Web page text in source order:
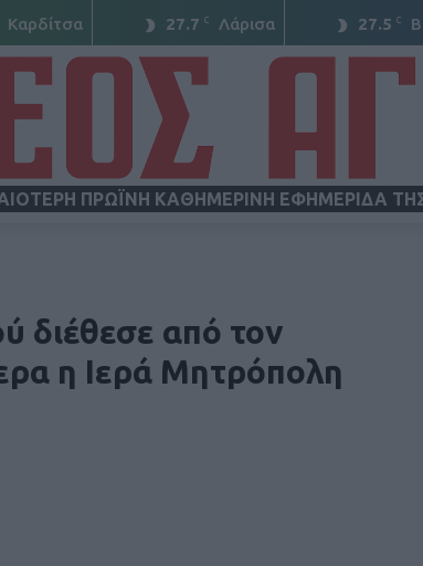
Καρδίτσα 27.7 C Λάρισα 27.5 C
ΠΡΩΪΝΗ ΚΑΘΗΜΕΡΙΝΗ ΕΦΗΜΕΡΙΔΑ
διέθεσε από τον
η Ιερά Μητρόπολη